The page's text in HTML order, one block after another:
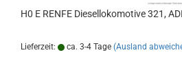
H0 E RENFE Diesellokomotive 321,
Lieferzeit: ca. 3-4 Tage (Ausland